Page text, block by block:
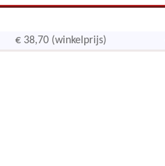
€ 38,70 (winkelprijs)